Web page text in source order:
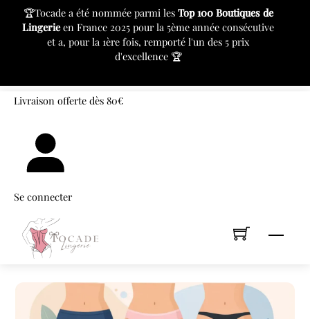
🏆Tocade a été nommée parmi les Top 100 Boutiques de
Lingerieen France 2025 pour la 5ème année consécutive
et a, pour la 1ère fois, remporté l'un des 5 prix
d'excellence 🏆
Skip
content
Livraison offerte dès 80€
Se connecter